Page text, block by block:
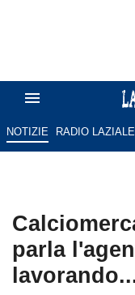
NOTIZIE RADIO LAZIALE
parla